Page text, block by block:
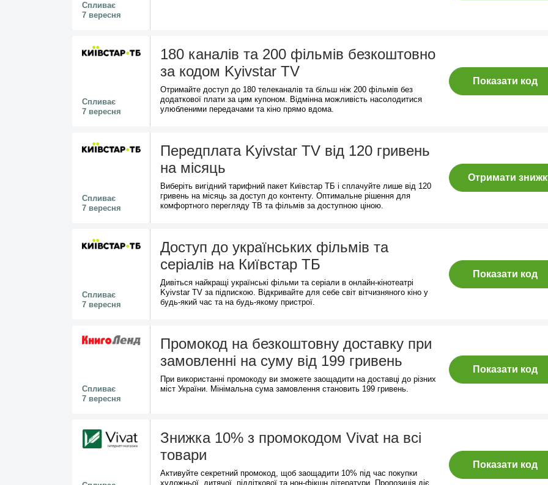
Спливає
7 вересня
Спливає
7 вересня
180 каналів та 200 фільмів безкоштовно
за кодом Kyivstar TV
Отримайте доступ до 180 телеканалів та більш ніж 200 фільмів без
додаткової плати за цим купоном. Відмінна можливість насолодитися
улюбленими передачами та кіно прямо вдома.
Показати код
Спливає
7 вересня
Передплата Kyivstar TV від 120 гривень
на місяць
Виберіть вигідний тарифний пакет Київстар ТБ і сплачуйте лише від 120
гривень на місяць за доступ до контенту. Оптимальне рішення для
комфортного перегляду ТВ та фільмів за доступною ціною.
Отримати
Спливає
7 вересня
Доступ до українських фільмів та
серіалів на Київстар ТБ
Дивіться найкращі українські фільми та серіали в онлайн-кінотеатрі
Kyivstar TV за підпискою. Відкривайте для себе світ вітчизняного кіно у
будь-який час та на будь-якому пристрої.
Показати код
Спливає
7 вересня
Промокод на безкоштовну доставку при
замовленні на суму від 199 гривень
При використанні промокоду ви зможете заощадити на доставці до різних
міст України. Мінімальна сума замовлення становить 199 гривень.
Показати код
Знижка 10% з промокодом Vivat на всі
товари
Активуйте секретний промокод, щоб заощадити 10% під час покупки
художньої, дитячої, підліткової та нон-фікшн літератури. Пропозиція діє
Показати код